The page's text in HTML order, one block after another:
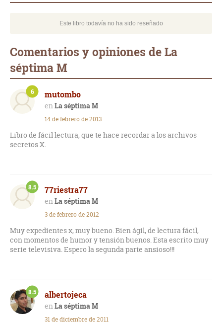
Este libro todavía no ha sido reseñado
Comentarios y opiniones de La
séptima M
mutombo
La séptima M
6
14 de febrero de 2013
Libro de fácil lectura, que te hace recordar a los archivos
secretos X.
77riestra77
La séptima M
8.5
3 de febrero de 2012
Muy expedientes x, muy bueno. Bien ágil, de lectura fácil,
con momentos de humor y tensión buenos. Esta escrito muy
serie televisiva. Espero la segunda parte ansioso!!!
albertojeca
La séptima M
8.5
31 de diciembre de 2011